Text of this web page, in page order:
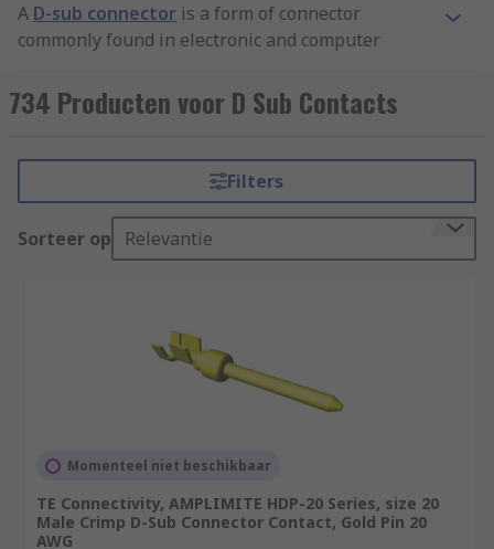
A D-sub connector is a form of connector
commonly found in electronic and computer
two or more parallel rows of either pin contacts
(male) or socket contacts (female). D-sub
current rating, length and resistance.
The most common type of connector is the crimp
contact. These are assembled by inserting a
crimp tool, gripping the contact to the wire.
What are D-sub connector contacts used
The D-sub connector contacts carry the signal
from the source to the destination across the D–
sub connection.
734 Producten voor D Sub Contacts
Filters
Sorteer op Relevantie
Momenteel niet beschikbaar
TE Connectivity, AMPLIMITE HDP-20 Series, size 20
Male Crimp D-Sub Connector Contact, Gold Pin 20
AWG